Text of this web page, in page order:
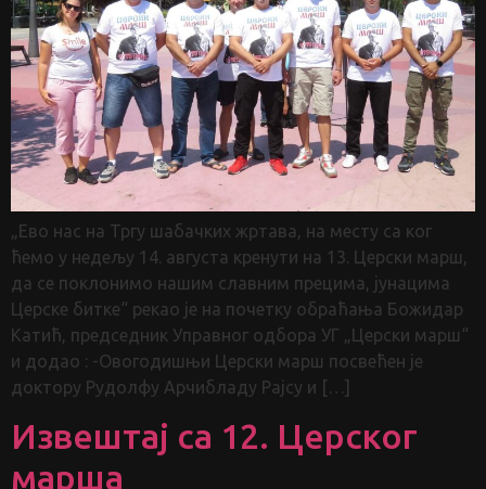
„Ево нас на Тргу шабачких жртава, на месту са ког
ћемо у недељу 14. августа кренути на 13. Церски марш,
да се поклонимо нашим славним прецима, јунацима
Церске битке“ рекао је на почетку обраћања Божидар
Катић, председник Управног одбора УГ „Церски марш“
и додао : -Овогодишњи Церски марш посвећен је
доктору Рудолфу Арчибладу Рајсу и […]
Извештај са 12. Церског
марша